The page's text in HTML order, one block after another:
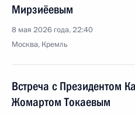
Мирзиёевым
8 мая 2026 года, 22:40
Москва, Кремль
Встреча с Президентом
Жомартом Токаевым